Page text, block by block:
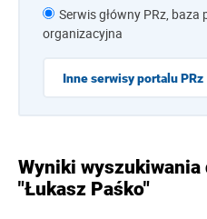
Serwis główny PRz,
organizacyjna
Inne serwisy portalu PRz
Wyniki wyszukiwania
"Łukasz Paśko"